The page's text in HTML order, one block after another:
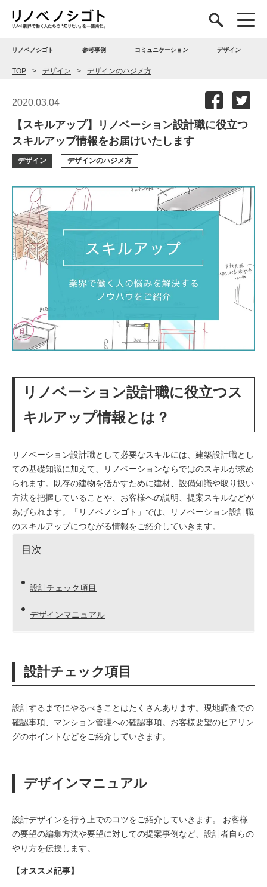
リノベノシゴト 参考事例 コミュニケーション デザイン
TOP デザイン デザインのハジメ方
2020.03.04
【スキルアップ】リノベーション設計職に役立つ
スキルアップ情報をお届けいたします
デザイン デザインのハジメ方
リノベーション設計職に役立つス
キルアップ情報とは？
リノベーション設計職として必要なスキルには、建築設計職とし
ての基礎知識に加えて、リノベーションならではのスキルが求め
られます。既存の建物を活かすために建材、設備知識や取り扱い
方法を把握していることや、お客様への説明、提案スキルなどが
あげられます。「リノベノシゴト」では、リノベーション設計職
のスキルアップにつながる情報をご紹介していきます。
目次
設計チェック項目
デザインマニュアル
設計チェック項目
設計するまでにやるべきことはたくさんあります。現地調査での
確認事項、マンション管理への確認事項。お客様要望のヒアリン
グのポイントなどをご紹介していきます。
デザインマニュアル
設計デザインを行う上でのコツをご紹介していきます。 お客様
の要望の編集方法や要望に対しての提案事例など、設計者自らの
やり方を伝授します。
【オススメ記事】